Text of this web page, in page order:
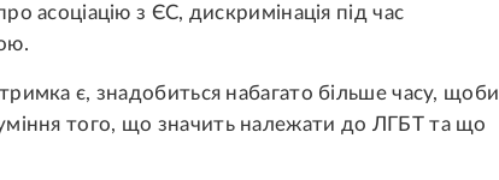
асоціацію з ЄС, дискримінація під час
є, знадобиться набагато більше часу, щоби
того, що значить належати до ЛГБТ та що